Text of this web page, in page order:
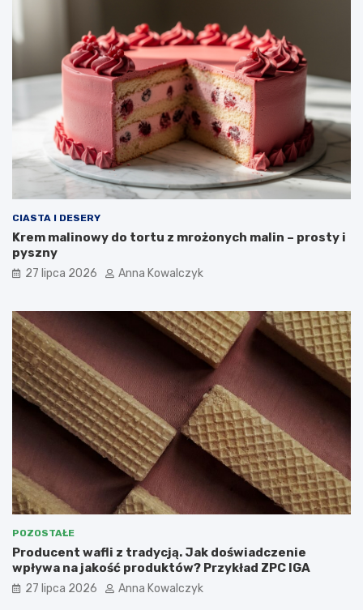
CIASTA I DESERY
Krem malinowy do tortu z mrożonych malin – prosty i
pyszny
27 lipca 2026 Anna Kowalczyk
POZOSTAŁE
Producent wafli z tradycją. Jak doświadczenie
wpływa na jakość produktów? Przykład ZPC IGA
27 lipca 2026 Anna Kowalczyk